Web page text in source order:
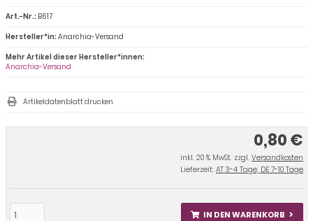
0,80 €
inkl. 20 % MwSt. zzgl. Versandkosten
Lieferzeit: AT 3-4 Tage, DE 7-10 Tage
IN DEN WARENKORB
Art.-Nr.: B617
Hersteller*in:Anarchia-Versand
Mehr Artikel dieser Hersteller*innen:
Anarchia-Versand
Artikeldatenblatt drucken